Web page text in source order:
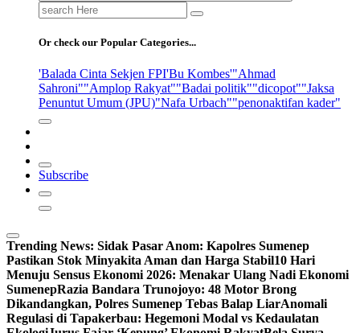
Search
for:
Or check our Popular Categories...
'Balada Cinta Sekjen FPI'Bu Kombes'"Ahmad
Sahroni""Amplop Rakyat""Badai politik""dicopot""Jaksa
Penuntut Umum (JPU)"Nafa Urbach""penonaktifan kader"
Subscribe
Trending News: Sidak Pasar Anom: Kapolres Sumenep
Pastikan Stok Minyakita Aman dan Harga Stabil10 Hari
Menuju Sensus Ekonomi 2026: Menakar Ulang Nadi Ekonomi
SumenepRazia Bandara Trunojoyo: 48 Motor Brong
Dikandangkan, Polres Sumenep Tebas Balap LiarAnomali
Regulasi di Tapakerbau: Hegemoni Modal vs Kedaulatan